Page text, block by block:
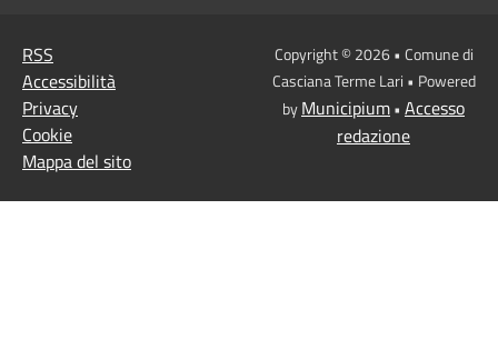
RSS
Accessibilità
Privacy
Cookie
Mappa del sito
Copyright © 2026 • Comune di
Casciana Terme Lari • Powered
byMunicipium• Accesso
redazione